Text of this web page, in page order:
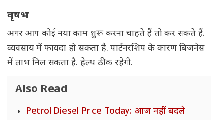
वृषभ
अगर आप कोई नया काम शुरू करना चाहते हैं तो कर सकते हैं.
व्यवसाय में फायदा हो सकता है. पार्टनरशिप के कारण बिजनेस
में लाभ मिल सकता है. हेल्थ ठीक रहेगी.
Also Read
Petrol Diesel Price Today: आज नहीं बदले